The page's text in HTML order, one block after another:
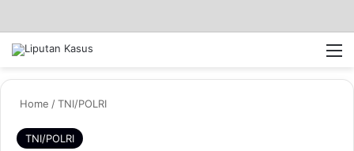
Home /TNI/POLRI
TNI/POLRI